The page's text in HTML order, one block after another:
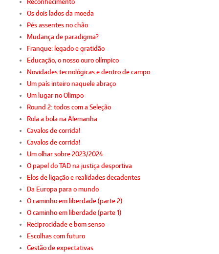
Os dois lados da moeda
Pés assentes no chão
Mudança de paradigma?
Franque: legado e gratidão
Educação, o nosso ouro olímpico
Novidades tecnológicas e dentro de campo
Um país inteiro naquele abraço
Um lugar no Olimpo
Round 2: todos com a Seleção
Rola a bola na Alemanha
Cavalos de corrida!
Cavalos de corrida!
Um olhar sobre 2023/2024
O papel do TAD na justiça desportiva
Elos de ligação e realidades decadentes
Da Europa para o mundo
O caminho em liberdade (parte 2)
O caminho em liberdade (parte 1)
Reciprocidade e bom senso
Escolhas com futuro
Gestão de expectativas